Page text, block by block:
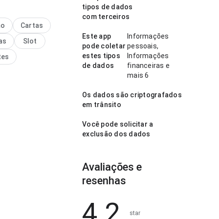
alcoólica o
mini roulette
equilibrada no
de navegação para
novo; a experiência
Cartas
Slot
tipos de dados
com terceiros
Este app
pode coletar
estes tipos
de dados
Informações
pessoais,
Informações
financeiras e
mais 6
Os dados são criptografados
em trânsito
Você pode solicitar a
exclusão dos dados
Avaliações e
resenhas
star